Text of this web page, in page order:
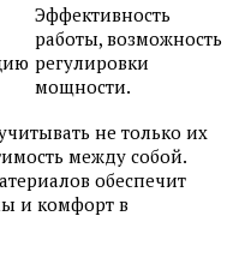
Эффективность
работы, возможность
регулировки
мощности.
не только их
между собой.
обеспечит
и комфорт в